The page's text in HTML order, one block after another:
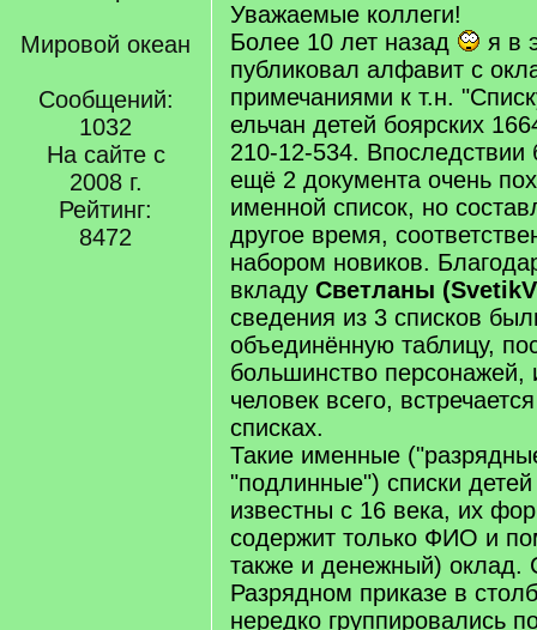
Мировой океан
Сообщений:
1032
На сайте с
2008 г.
Рейтинг:
8472
Уважаемые коллеги!
Более 10 лет назад
я в
публиковал алфавит с
примечаниями к т.н.
ельчан детей боярских
210-12-534.
ещё 2 документа очень
именной список, но
другое время,
набором новиков.
вкладу Светланы
сведения из 3 списков
объединённую таблицу,
большинство персонажей,
человек всего,
списках.
Такие именные
"подлинные") списки детей
известны с 16 века, их
содержит только ФИО и
также и денежный) оклад.
Разрядном приказе в
нередко группировались